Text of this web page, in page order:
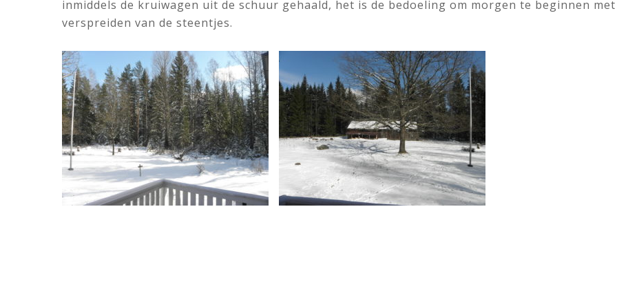
inmiddels de kruiwagen uit de schuur gehaald, het is de bedoeling om morgen te beginnen
verspreiden van de steentjes.